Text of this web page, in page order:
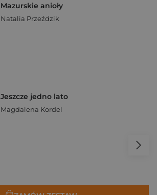
Mazurskie anioły
Natalia Przeździk
Jeszcze jedno lato
Magdalena Kordel